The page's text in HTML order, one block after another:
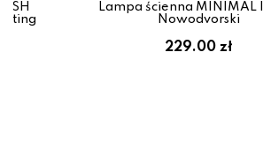
Lampa ścienna MINIMAL
Nowodvorski
229.00 zł